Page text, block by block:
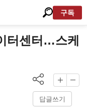
구독
터센터…스케
답글쓰기